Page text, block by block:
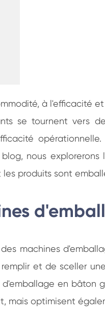
à l'efficacité
se tournent vers
nous
produits sont
machines
et de sceller
en
mais optimisent